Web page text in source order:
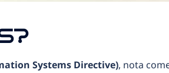
Systems Directive), nota